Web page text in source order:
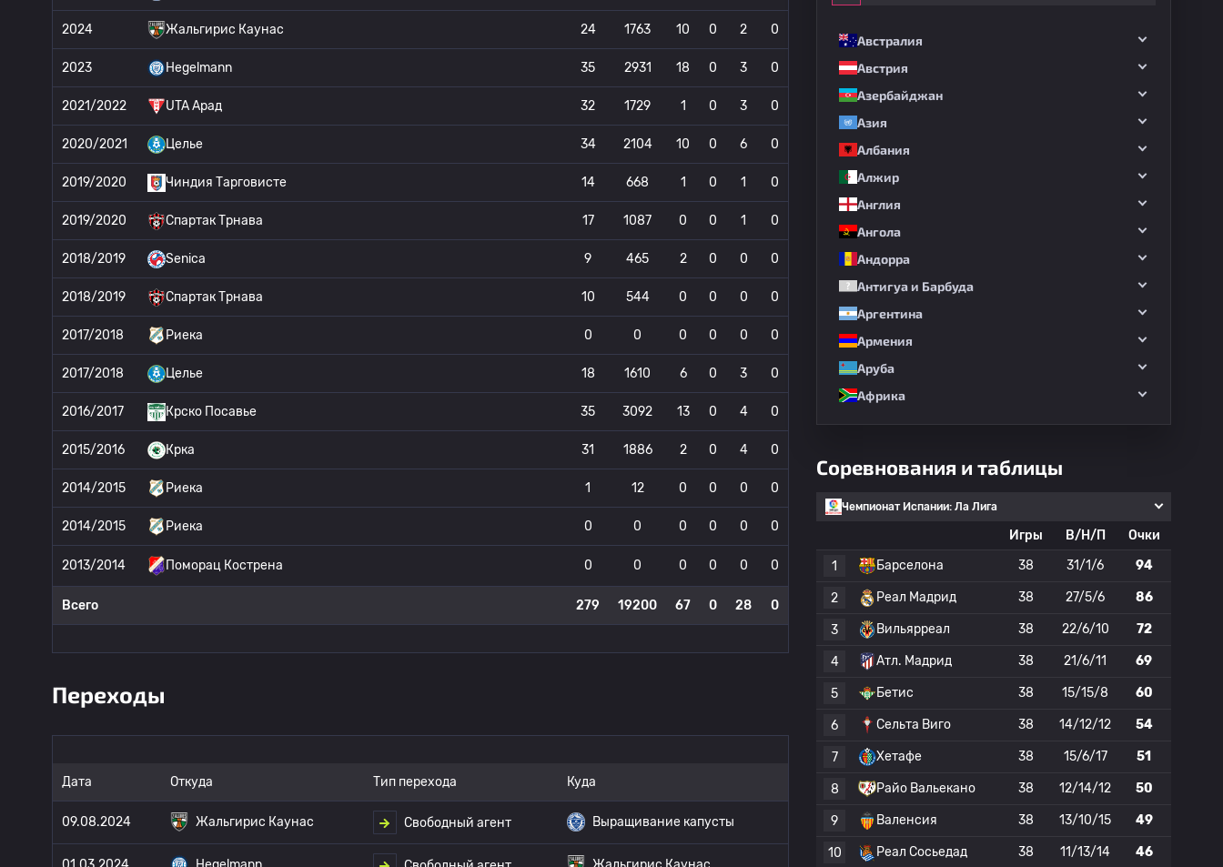
2024 Жальгирис Каунас 24 1763 10 0 2 0
2023 Hegelmann 35 2931 18 0 3 0
2021/2022 UTA Арад 32 1729 1 0 3 0
2020/2021 Целье 34 2104 10 0 6 0
2019/2020 Чиндия Тарговисте 14 668 1 0 1 0
2019/2020 Спартак Трнава 17 1087 0 0 1 0
2018/2019 Senica 9 465 2 0 0 0
2018/2019 Спартак Трнава 10 544 0 0 0 0
2017/2018 Риека 0 0 0 0 0 0
2017/2018 Целье 18 1610 6 0 3 0
2016/2017 Крско Посавье 35 3092 13 0 4 0
2015/2016 Крка 31 1886 2 0 4 0
2014/2015 Риека 1 12 0 0 0 0
2014/2015 Риека 0 0 0 0 0 0
2013/2014 Поморац Кострена 0 0 0 0 0 0
Всего 279 19200 67 0 28 0
Переходы
Дата Откуда Тип перехода Куда
09.08.2024 Жальгирис Каунас Свободный агент Выращивание капусты
Австралия
Австрия
Азербайджан
Азия
Албания
Алжир
Англия
Ангола
Андорра
Антигуа и Барбуда
Аргентина
Армения
Аруба
Африка
Соревнования и таблицы
Чемпионат Испании: Ла Лига
Игры В/Н/П
Очки
1
Барселона 38 31/1/6 94
2 Реал Мадрид 38 27/5/6 86
3 Вильярреал 38 22/6/10 72
4 Атл. Мадрид 38 21/6/11 69
5 Бетис 38 15/15/8 60
6 Сельта Виго 38 14/12/12 54
7 Хетафе 38 15/6/17 51
8 Райо Вальекано 38 12/14/12 50
9 Валенсия 38 13/10/15 49
10 Реал Сосьедад 38 11/13/14 46